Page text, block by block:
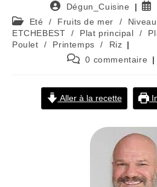
Auteur/autrice
de
la
publication :
Dégun_Cuisine
Post
category:
Eté / Fruits de mer /
ETCHEBEST
/ Plat principal /
Poulet
/ Printemps /
Riz
Commentaires
0 commentaire
Aller à la recette